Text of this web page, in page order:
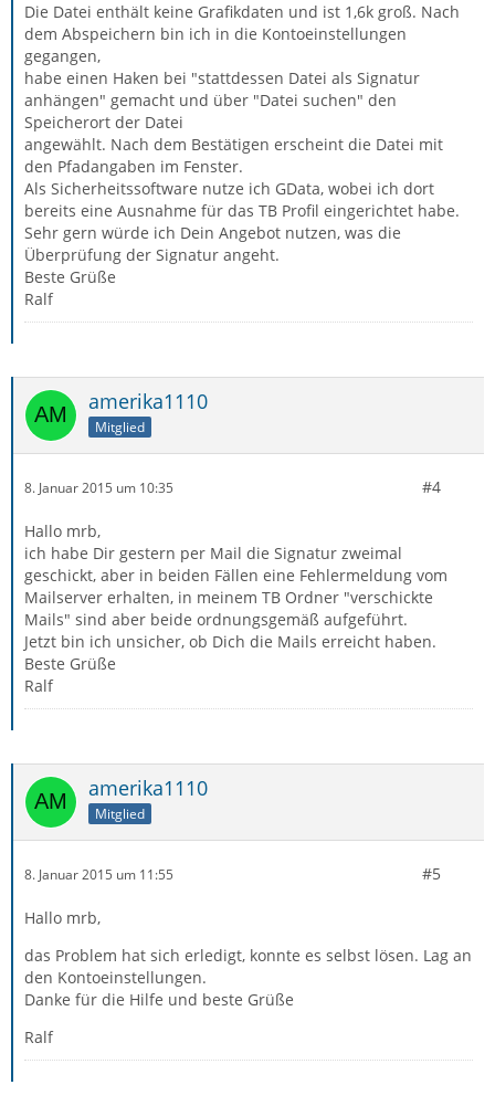
Die Datei enthält keine Grafikdaten und ist 1,6k groß. Nach
dem Abspeichern bin ich in die Kontoeinstellungen
gegangen,
habe einen Haken bei "stattdessen Datei als Signatur
anhängen" gemacht und über "Datei suchen" den
Speicherort der Datei
angewählt. Nach dem Bestätigen erscheint die Datei mit
den Pfadangaben im Fenster.
Als Sicherheitssoftware nutze ich GData, wobei ich dort
bereits eine Ausnahme für das TB Profil eingerichtet habe.
Sehr gern würde ich Dein Angebot nutzen, was die
Überprüfung der Signatur angeht.
Beste Grüße
Ralf
amerika1110
Mitglied
8. Januar 2015 um 10:35 #4
Hallo mrb,
ich habe Dir gestern per Mail die Signatur zweimal
geschickt, aber in beiden Fällen eine Fehlermeldung vom
Mailserver erhalten, in meinem TB Ordner "verschickte
Mails" sind aber beide ordnungsgemäß aufgeführt.
Jetzt bin ich unsicher, ob Dich die Mails erreicht haben.
Beste Grüße
Ralf
amerika1110
Mitglied
8. Januar 2015 um 11:55 #5
Hallo mrb,
das Problem hat sich erledigt, konnte es selbst lösen. Lag an
den Kontoeinstellungen.
Danke für die Hilfe und beste Grüße
Ralf